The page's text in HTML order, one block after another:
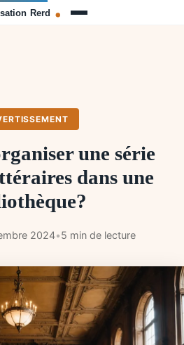
une série
dans une
2024•5 min de lecture